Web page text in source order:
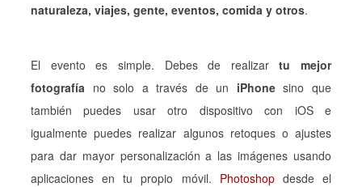
naturaleza, viajes, gente, eventos, comida y otros.
El evento es simple. Debes de realizartu mejor
fotografía no solo a través de un iPhonesino que
también puedes usar otro dispositivo con iOS e
igualmente puedes realizar algunos retoques o ajustes
para dar mayor personalización a las imágenes usando
aplicaciones en tu propio móvil. Photoshopdesde el